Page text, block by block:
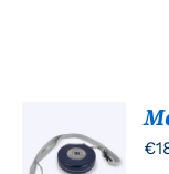
AAN
WINKELWAGEN
€